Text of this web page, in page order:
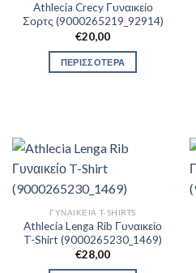
Athlecia Crecy Γυναικείο
Σορτς (9000265219_92914)
€20,00
ΠΕΡΙΣΣΟΤΕΡΑ
ΓΥΝΑΙΚΕΊΑ T-SHIRTS
Athlecia Lenga Rib Γυναικείο
T-Shirt (9000265230_1469)
€28,00